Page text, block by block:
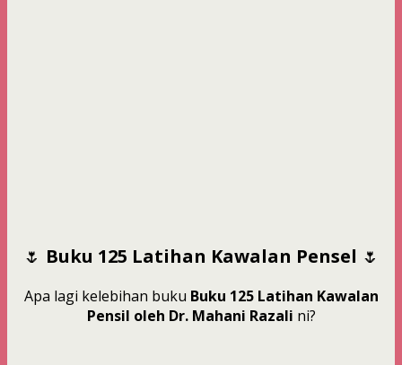
🌷 Buku 125 Latihan Kawalan Pensel 🌷
Apa lagi kelebihan buku Buku 125 Latihan Kawalan
Pensil oleh Dr. Mahani Razali ni?